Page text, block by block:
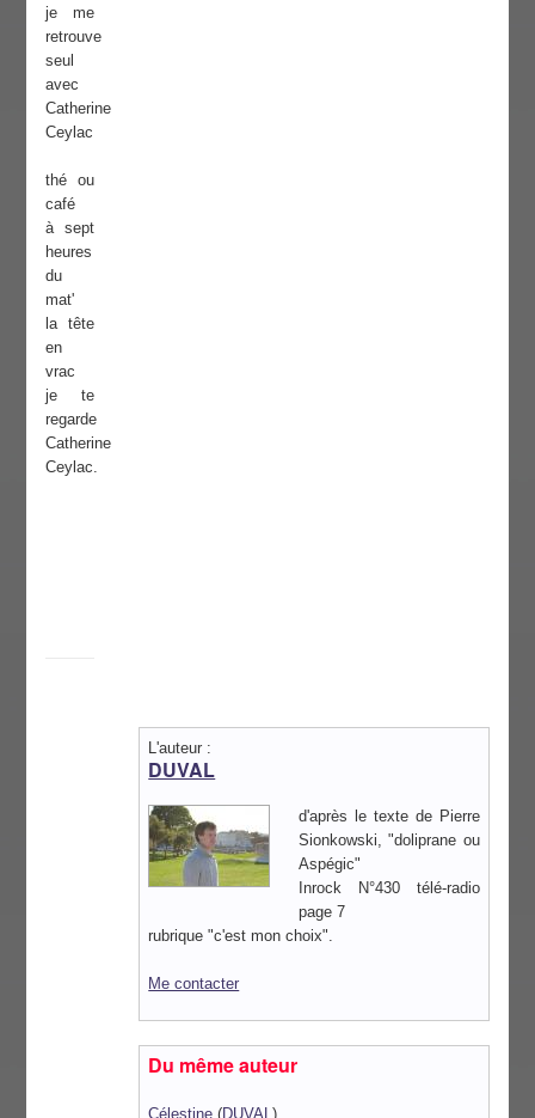
je me
retrouve
seul
avec
Catherine
Ceylac
thé ou
café
à sept
heures
du
mat'
la tête
en
vrac
je te
regarde
Catherine
Ceylac.
L'auteur :
DUVAL
d'après le texte de Pierre
Sionkowski, "doliprane ou
Aspégic"
Inrock N°430 télé-radio
page 7
rubrique "c'est mon choix".
Me contacter
Du même auteur
Célestine (DUVAL)